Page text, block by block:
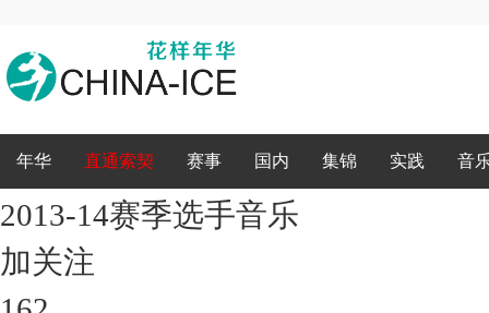
年华 直通索契 赛事 国内 集锦 实践 音
2013-14赛季选手音乐
加关注